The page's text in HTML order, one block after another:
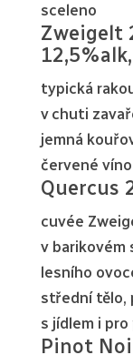
sceleno
Zweigelt
typická
v chuti
jemná
červené
Quercus
cuvée
v barikovém
lesního
střední tělo,
s jídlem i
Pinot